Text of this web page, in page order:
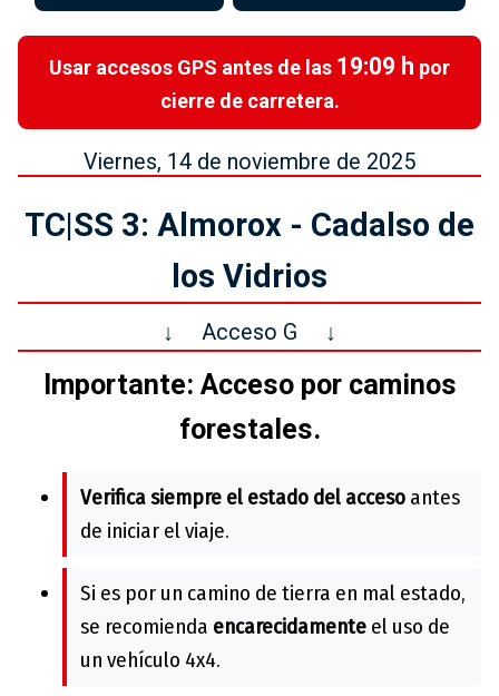
Usar accesos GPS antes de las 19:09 h por
cierre de carretera.
Viernes, 14 de noviembre de 2025
TC|SS 3: Almorox - Cadalso de
los Vidrios
↓ Acceso G ↓
Importante: Acceso por caminos
forestales.
Verifica siempre el estado del acceso antes
de iniciar el viaje.
Si es por un camino de tierra en mal estado,
se recomienda encarecidamente el uso de
un vehículo 4x4.